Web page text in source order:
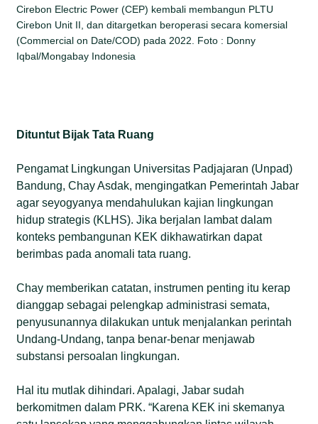
Cirebon Electric Power (CEP) kembali membangun PLTU
Cirebon Unit II, dan ditargetkan beroperasi secara komersial
(Commercial on Date/COD) pada 2022. Foto : Donny
Iqbal/Mongabay Indonesia
Dituntut Bijak Tata Ruang
Pengamat Lingkungan Universitas Padjajaran (Unpad)
Bandung, Chay Asdak, mengingatkan Pemerintah Jabar
agar seyogyanya mendahulukan kajian lingkungan
hidup strategis (KLHS). Jika berjalan lambat dalam
konteks pembangunan KEK dikhawatirkan dapat
berimbas pada anomali tata ruang.
Chay memberikan catatan, instrumen penting itu kerap
dianggap sebagai pelengkap administrasi semata,
penyusunannya dilakukan untuk menjalankan perintah
Undang-Undang, tanpa benar-benar menjawab
substansi persoalan lingkungan.
Hal itu mutlak dihindari. Apalagi, Jabar sudah
berkomitmen dalam PRK. “Karena KEK ini skemanya